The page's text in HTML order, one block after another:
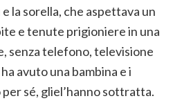
la sorella, che aspettava un
e tenute prigioniere in una
senza telefono, televisione
avuto una bambina e i
sé, gliel’hanno sottratta.